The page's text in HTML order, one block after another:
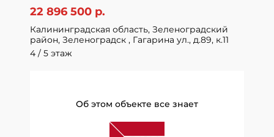
22 896 500 р.
Калининградская область, Зеленоградский
район, Зеленоградск , Гагарина ул., д.89, к.11
4 / 5 этаж
Об этом объекте все знает